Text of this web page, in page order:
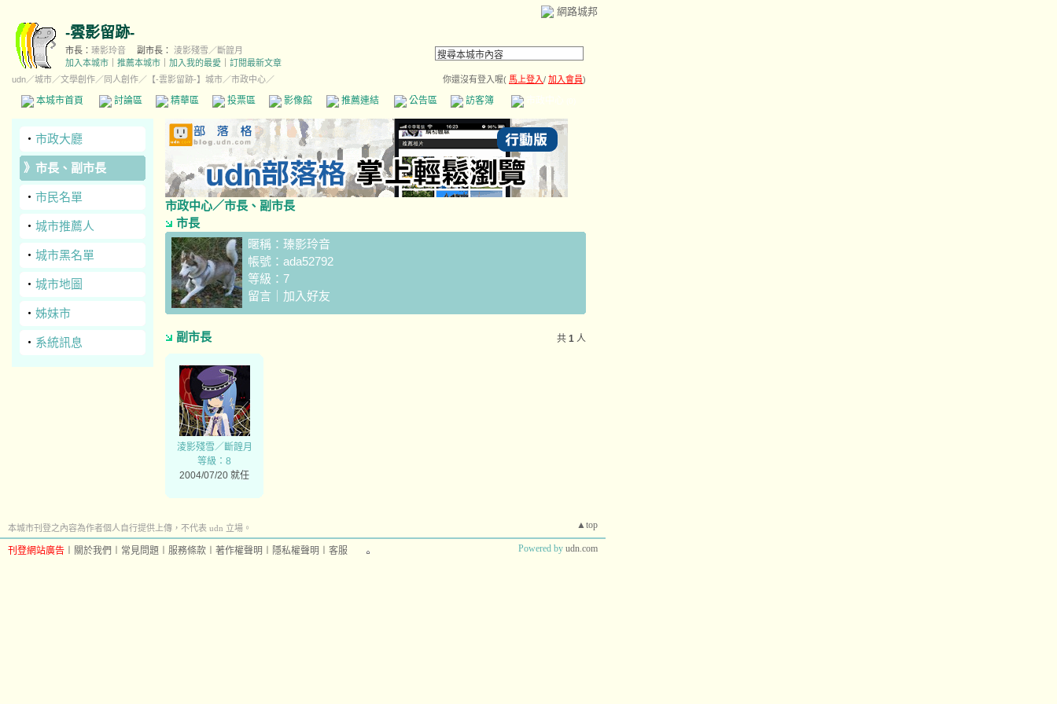
網路城邦
-雲影留跡-
市長： 瑧影玲音 副市長：
淩影殘雪／斷韹月
加入本城市
推薦本城市 加入我的最愛
訂閱最新文章
udn／城市／文學創作／同人創作／ 【-雲影留跡-】城市／市政中心／ 你還沒有登入喔( 馬上登入/ 加入會員)
本城市首頁 討論區 精華區 投票區 影像館 推薦連結 公告區 訪客簿 市政中心
‧ 市政大廳
》 市長、副市長
‧ 市民名單
‧ 城市推薦人
‧ 城市黑名單
‧ 城市地圖
‧ 姊妹市
‧ 系統訊息
市政中心／市長、副市長
市長
暱稱： 瑧影玲音
帳號： ada52792
等級：7
留言
加入好友
副市長 共 1 人
淩影殘雪／斷韹月
等級：8
2004/07/20 就任
▲top
本城市刊登之內容為作者個人自行提供上傳，不代表 udn 立場。
刊登網站廣告 關於我們 常見問題 服務條款 著作權聲明 隱私權聲明 客服 Powered by udn.com